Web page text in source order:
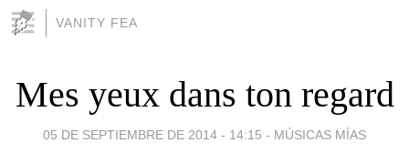
VANITY FEA
Mes yeux dans ton regard
05 DE SEPTIEMBRE DE 2014 - 14:15 - MÚSICAS MÍAS